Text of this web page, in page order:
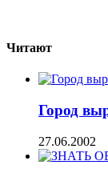
Читают
Город
27.06.2002